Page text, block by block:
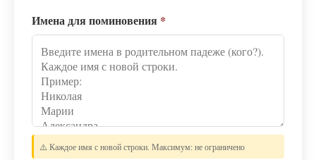
Имена для поминовения *
⚠️ Каждое имя с новой строки. Максимум: не ограничено